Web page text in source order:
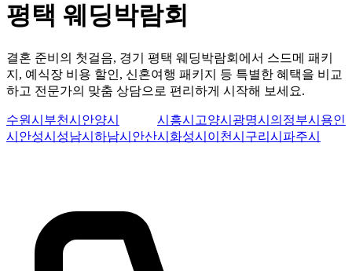
평택 웨딩박람회
결혼 준비의 첫걸음, 경기 평택 웨딩박람회에서 스드메 패키
지, 예식장 비용 할인, 신혼여행 패키지 등 특별한 혜택을 비교
하고 전문가의 맞춤 상담으로 편리하게 시작해 보세요.
수원시 부천시 안양시 시흥시 고양시 광명시 의정부시 용인
시 안성시 성남시 하남시 안산시 화성시 이천시 구리시 파주시